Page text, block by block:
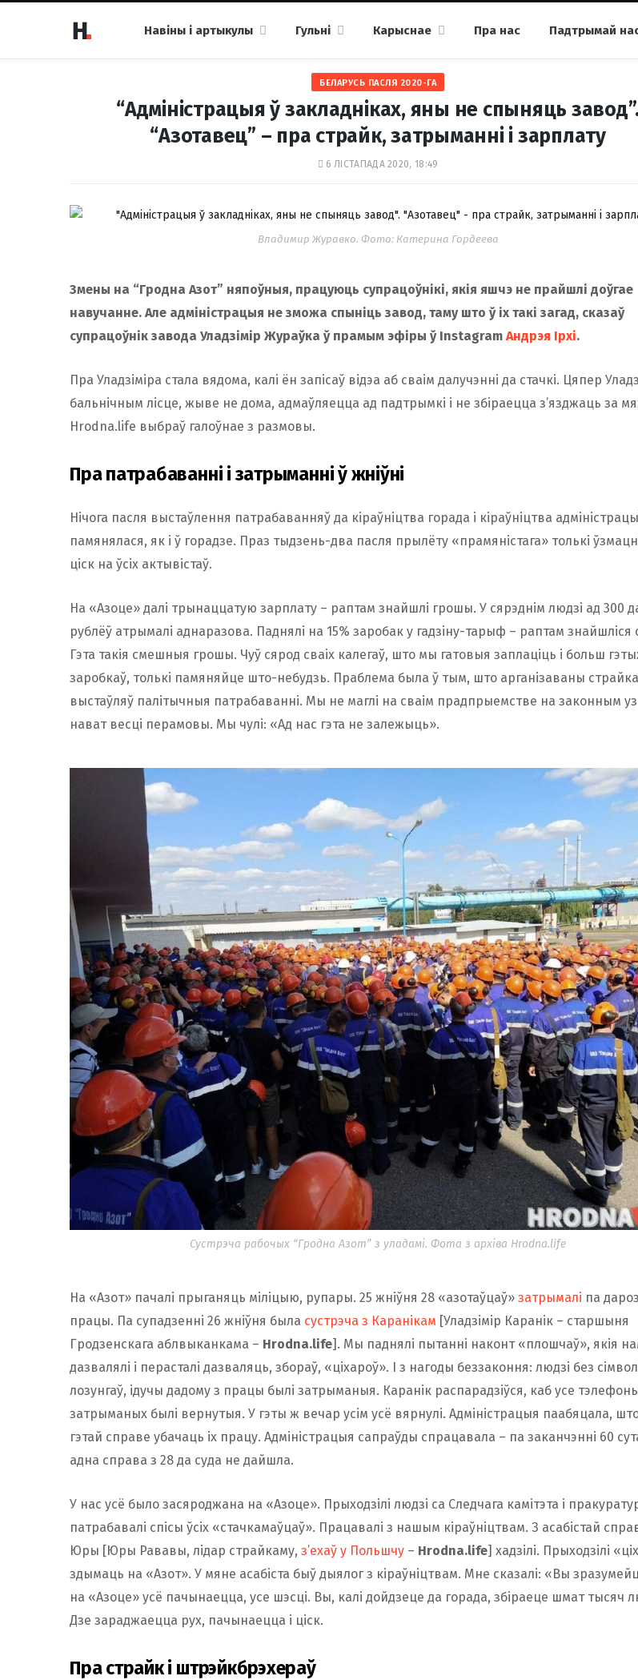
Навіны і артыкулы Гульні Карыснае Пра нас Падтрымай
БЕЛАРУСЬ ПАСЛЯ 2020-ГА
“Адміністрацыя ў закладніках, яны не спыняць завод”.
“Азотавец” – пра страйк, затрыманні і зарплату
6 ЛІСТАПАДА 2020, 18:49
Владимир Журавко. Фото: Катерина Гордеева
Змены на “Гродна Азот” няпоўныя, працуюць супрацоўнікі, якія яшчэ не прайшлі доўгае
навучанне. Але адміністрацыя не зможа спыніць завод, таму што ў іх такі загад, сказаў
супрацоўнік завода Уладзімір Жураўка ў прамым эфіры ў Instagram Андрэя Ірхі.
Пра Уладзіміра стала вядома, калі ён запісаў відэа аб сваім далучэнні да стачкі. Цяпер
бальнічным лісце, жыве не дома, адмаўляецца ад падтрымкі і не збіраецца з’язджаць за
Hrodna.life выбраў галоўнае з размовы.
Пра патрабаванні і затрыманні ў жніўні
Нічога пасля выстаўлення патрабаванняў да кіраўніцтва горада і кіраўніцтва
памянялася, як і ў горадзе. Праз тыдзень-два пасля прылёту «прамяністага» толькі
ціск на ўсіх актывістаў.
На «Азоце» далі трынаццатую зарплату – раптам знайшлі грошы. У сярэднім людзі ад 300
рублёў атрымалі аднаразова. Паднялі на 15% заробак у гадзіну-тарыф – раптам знайшліся
Гэта такія смешныя грошы. Чуў сярод сваіх калегаў, што мы гатовыя заплаціць і больш
заробкаў, толькі памяняйце што-небудзь. Праблема была ў тым, што арганізаваны
выстаўляў палітычныя патрабаванні. Мы не маглі на сваім прадпрыемстве на законным
нават весці перамовы. Мы чулі: «Ад нас гэта не залежыць».
Сустрэча рабочых “Гродна Азот” з уладамі. Фота з архіва Hrodna.life
На «Азот» пачалі прыганяць міліцыю, рупары. 25 жніўня 28 «азотаўцаў» затрымалі па
працы. Па супадзенні 26 жніўня была сустрэча з Каранікам [Уладзімір Каранік – старшыня
Гродзенскага аблвыканкама – Hrodna.life]. Мы паднялі пытанні наконт «плошчаў», якія
дазвалялі і перасталі дазваляць, збораў, «ціхароў». І з нагоды беззаконня: людзі без
лозунгаў, ідучы дадому з працы былі затрыманыя. Каранік распарадзіўся, каб усе
затрыманых былі вернутыя. У гэты ж вечар усім усё вярнулі. Адміністрацыя паабяцала,
гэтай справе убачаць іх працу. Адміністрацыя сапраўды спрацавала – па заканчэнні 60
адна справа з 28 да суда не дайшла.
У нас усё было засяроджана на «Азоце». Прыходзілі людзі са Следчага камітэта і
патрабавалі спісы ўсіх «стачкамаўцаў». Працавалі з нашым кіраўніцтвам. З асабістай
Юры [Юры Рававы, лідар страйкаму, з’ехаў у Польшчу – Hrodna.life] хадзілі. Прыходзілі
здымаць на «Азот». У мяне асабіста быў дыялог з кіраўніцтвам. Мне сказалі: «Вы
на «Азоце» усё пачынаецца, усе шэсці. Вы, калі дойдзеце да горада, збіраеце шмат тысяч
Дзе зараджаецца рух, пачынаецца і ціск.
Пра страйк і штрэйкбрэхераў